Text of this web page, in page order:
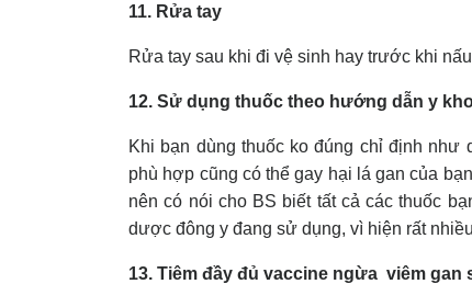
11. Rửa tay
Rửa tay sau khi đi vệ sinh hay trước khi
12. Sử dụng thuốc theo hướng dẫn y
Khi bạn dùng thuốc ko đúng chỉ định
phù hợp cũng có thể gay hại lá gan của
nên có nói cho BS biết tất cả các thuốc
dược đông y đang sử dụng, vì hiện rất
13. Tiêm đầy đủ vaccine ngừa viêm gan